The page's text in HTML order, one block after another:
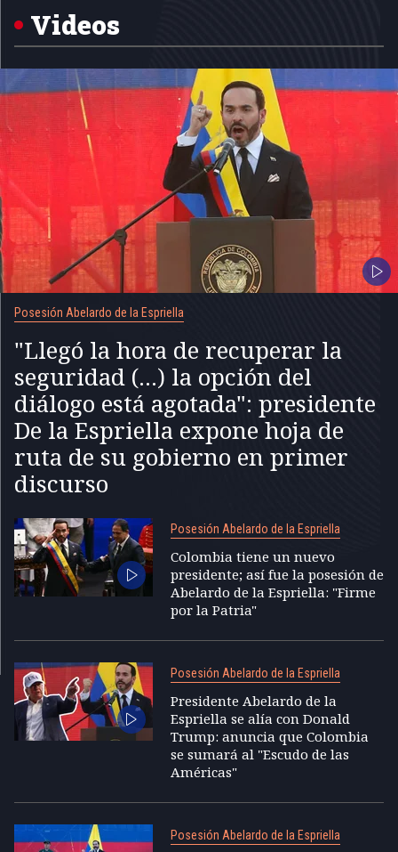
Videos
Posesión Abelardo de la Espriella
"Llegó la hora de recuperar la
seguridad (...) la opción del
diálogo está agotada": presidente
De la Espriella expone hoja de
ruta de su gobierno en primer
discurso
Posesión Abelardo de la Espriella
Colombia tiene un nuevo
presidente; así fue la posesión de
Abelardo de la Espriella: "Firme
por la Patria"
Posesión Abelardo de la Espriella
Presidente Abelardo de la
Espriella se alía con Donald
Trump: anuncia que Colombia
se sumará al "Escudo de las
Américas"
Posesión Abelardo de la Espriella